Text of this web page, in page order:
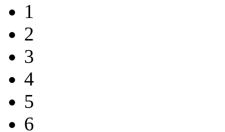
1
2
3
4
5
6